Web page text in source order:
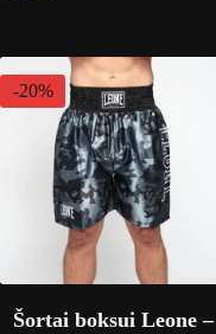
-20%
Šortai boksui Leone –